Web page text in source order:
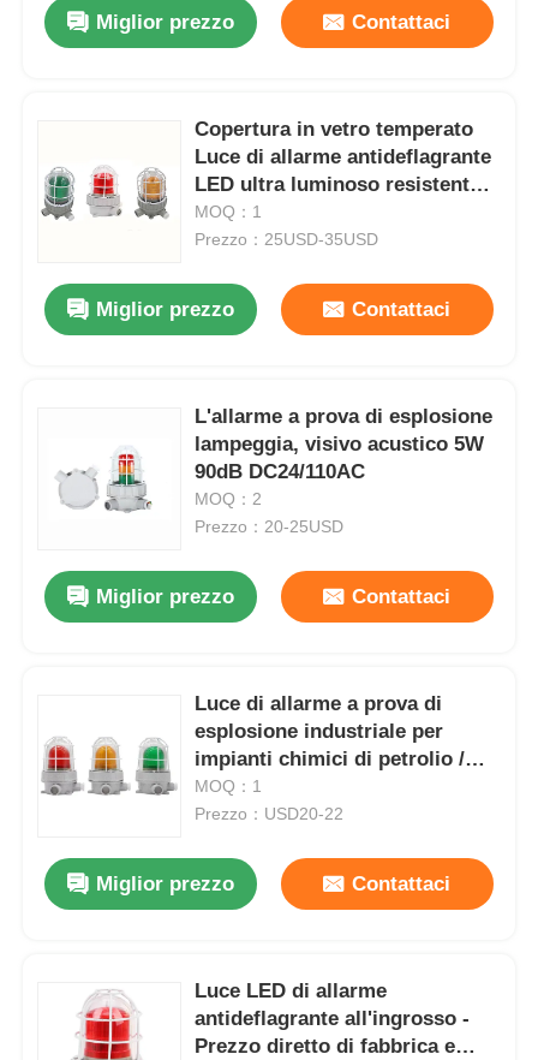
Prodotti
Miglior prezzo Contattaci
Copertura in vetro temperato
Luce di allarme antideflagrante
LED ultra luminoso resistente
alla corrosione
MOQ：1
Prezzo：25USD-35USD
Miglior prezzo Contattaci
L'allarme a prova di esplosione
lampeggia, visivo acustico 5W
90dB DC24/110AC
MOQ：2
Prezzo：20-25USD
Miglior prezzo Contattaci
Luce di allarme a prova di
esplosione industriale per
impianti chimici di petrolio /
gas
MOQ：1
Prezzo：USD20-22
Miglior prezzo Contattaci
Luce LED di allarme
antideflagrante all'ingrosso -
Prezzo diretto di fabbrica e